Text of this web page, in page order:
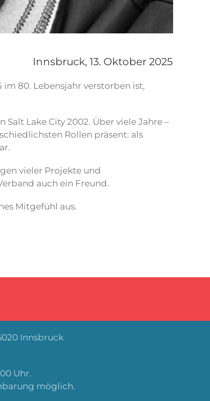
Innsbruck, 13. Oktober 2025
80. Lebensjahr verstorben ist,
Lake City 2002. Über viele Jahre –
Rollen präsent: als
vieler Projekte und
auch ein Freund.
Mitgefühl aus.
Innsbruck
Uhr.
möglich.